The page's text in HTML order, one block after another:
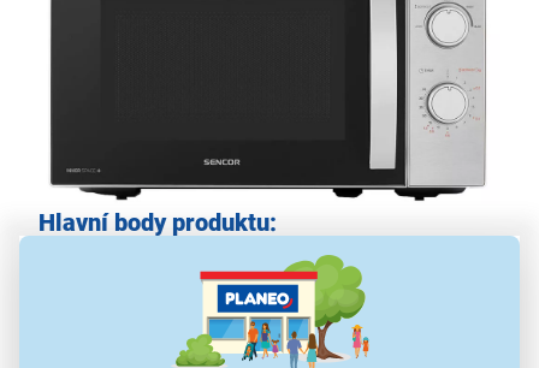
Hlavní body produktu:
mikrovlnný výkon 700 W
maximální doba ohřevu 35 minut
funkce rozmrazování